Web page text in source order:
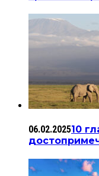
06.02.202510